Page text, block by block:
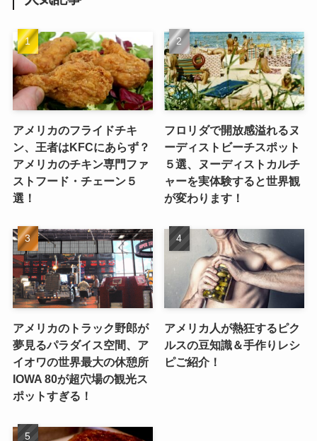
アメリカのフライドチキ
ン、王者はKFCにあらず？
アメリカのチキン専門ファ
ストフード・チェーン５
選！
フロリダで開放感溢れるヌ
ーディストビーチスポット
５選、ヌーディストカルチ
ャーを実体験すると世界観
が変わります！
アメリカのトラック野郎が
夢見るパラダイス空間、ア
イオワの世界最大の休憩所
IOWA 80が超穴場の観光ス
ポットすぎる！
アメリカ人が熱狂するピク
ルスの豆知識＆手作りレシ
ピご紹介！